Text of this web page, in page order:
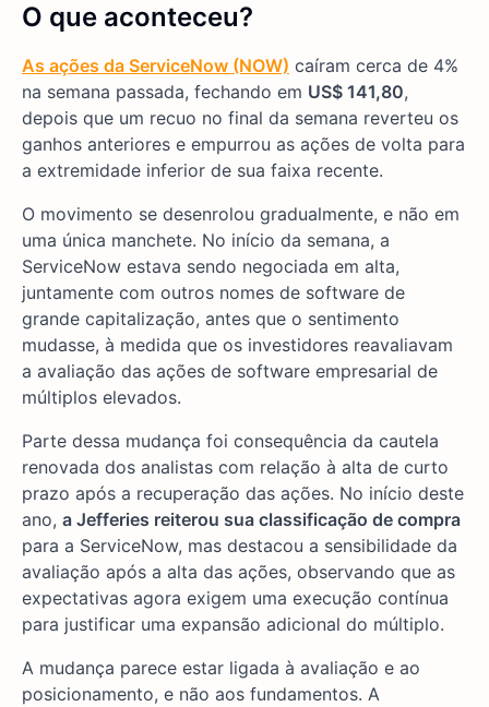
O que aconteceu?
As ações da ServiceNow (NOW) caíram cerca de 4%
na semana passada, fechando em US$ 141,80,
depois que um recuo no final da semana reverteu os
ganhos anteriores e empurrou as ações de volta para
a extremidade inferior de sua faixa recente.
O movimento se desenrolou gradualmente, e não em
uma única manchete. No início da semana, a
ServiceNow estava sendo negociada em alta,
juntamente com outros nomes de software de
grande capitalização, antes que o sentimento
mudasse, à medida que os investidores reavaliavam
a avaliação das ações de software empresarial de
múltiplos elevados.
Parte dessa mudança foi consequência da cautela
renovada dos analistas com relação à alta de curto
prazo após a recuperação das ações. No início deste
ano, a Jefferies reiterou sua classificação de compra
para a ServiceNow, mas destacou a sensibilidade da
avaliação após a alta das ações, observando que as
expectativas agora exigem uma execução contínua
para justificar uma expansão adicional do múltiplo.
A mudança parece estar ligada à avaliação e ao
posicionamento, e não aos fundamentos. A